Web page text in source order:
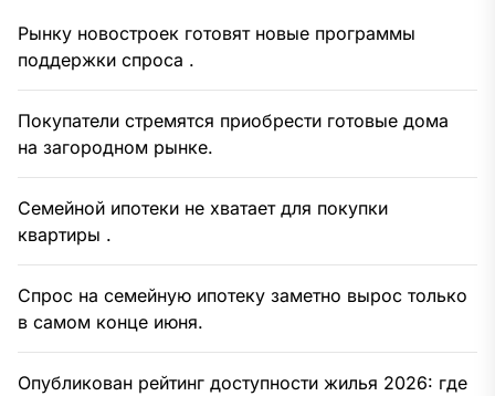
Рынку новостроек готовят новые программы
поддержки спроса .
Покупатели стремятся приобрести готовые дома
на загородном рынке.
Семейной ипотеки не хватает для покупки
квартиры .
Спрос на семейную ипотеку заметно вырос только
в самом конце июня.
Опубликован рейтинг доступности жилья 2026: где